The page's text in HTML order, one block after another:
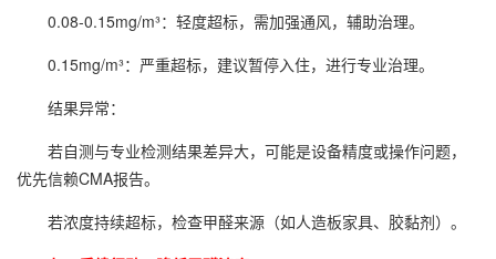
0.08-0.15mg/m³：轻度超标，需加强通风，辅助治理。
0.15mg/m³：严重超标，建议暂停入住，进行专业治理。
结果异常：
若自测与专业检测结果差异大，可能是设备精度或操作问题，
优先信赖CMA报告。
若浓度持续超标，检查甲醛来源（如人造板家具、胶黏剂）。